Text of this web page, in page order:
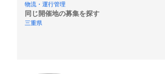
物流・運行管理
同じ開催地の募集を探す
三重県